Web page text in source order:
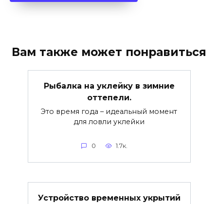
Вам также может понравиться
Рыбалка на уклейку в зимние
оттепели.
Это время года – идеальный момент
для ловли уклейки
0 1.7к.
Устройство временных укрытий